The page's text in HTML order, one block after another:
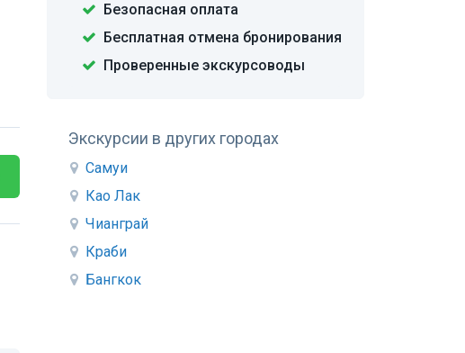
Безопасная оплата
Бесплатная отмена бронирования
Проверенные экскурсоводы
Экскурсии в других городах
Самуи
Као Лак
Чианграй
Краби
Бангкок